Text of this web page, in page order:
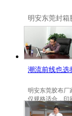
明安东莞封箱
是可以定做的
做的。
潮流前线也选
明安东莞胶布厂
仅规格适合，印
有3年的稳定合作